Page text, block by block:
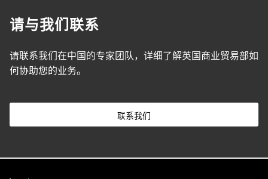
请与我们联系
请联系我们在中国的专家团队，详细了解英国商业贸易部如
何协助您的业务。
联系我们